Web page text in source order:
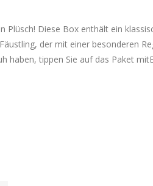
Plüsch! Diese Box enthält ein
der mit einer besonderen
haben, tippen Sie auf das Paket